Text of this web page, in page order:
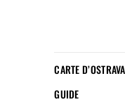
CARTE
GUIDE